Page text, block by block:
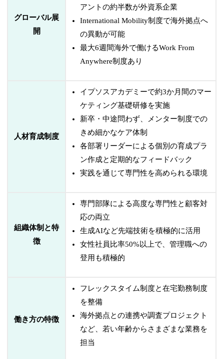
グローバル展
開
アントの約半数が外資系企業
International Mobility制度で海外拠点へ
の異動が可能
最大6週間海外で働けるWork From
Anywhere制度あり
人材育成制度
イプソスアカデミーで約3か月間のマー
ケティング基礎研修を実施
新卒・中途問わず、メンター制度での
きめ細かなケア体制
各部署リーダーによる個別の育成プラ
ン作成と定期的なフィードバック
実践を通じて専門性を高められる環境
組織体制と特
徴
専門部隊による高度な専門性と顧客対
応の両立
生成AIなど先端技術を積極的に活用
女性社員比率50%以上で、管理職への
登用も積極的
働き方の特徴
フレックスタイム制度と在宅勤務制度
を整備
海外拠点との連携や調査プロジェクト
など、若い年齢からさまざまな業務を
担当